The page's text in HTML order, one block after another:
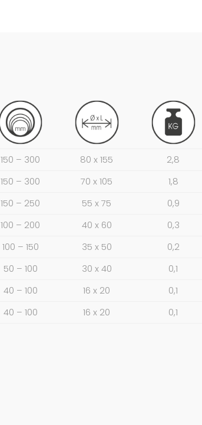
150 – 300 80 x 155 2,8
150 – 300 70 x 105 1,8
150 – 250 55 x 75 0,9
100 – 200 40 x 60 0,3
100 – 150 35 x 50 0,2
50 – 100 30 x 40 0,1
40 – 100 16 x 20 0,1
40 – 100 16 x 20 0,1